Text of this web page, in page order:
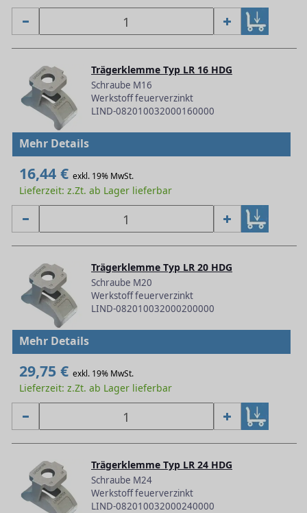
Trägerklemme Typ LR 16 HDG
Schraube M16
Werkstoff feuerverzinkt
LIND-082010032000160000
Mehr Details
16,44 € exkl. 19% MwSt.
Lieferzeit: z.Zt. ab Lager lieferbar
Trägerklemme Typ LR 20 HDG
Schraube M20
Werkstoff feuerverzinkt
LIND-082010032000200000
Mehr Details
29,75 € exkl. 19% MwSt.
Lieferzeit: z.Zt. ab Lager lieferbar
Trägerklemme Typ LR 24 HDG
Schraube M24
Werkstoff feuerverzinkt
LIND-082010032000240000